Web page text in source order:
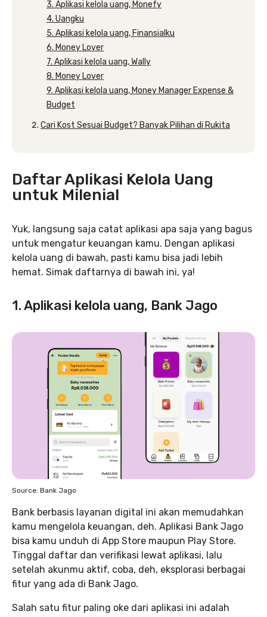
3. Aplikasi kelola uang, Monefy
4. Uangku
5. Aplikasi kelola uang, Finansialku
6. Money Lover
7. Aplikasi kelola uang, Wally
8. Money Lover
9. Aplikasi kelola uang, Money Manager Expense &
Budget
Cari Kost Sesuai Budget? Banyak Pilihan di Rukita
Daftar Aplikasi Kelola Uang
untuk Milenial
Yuk, langsung saja catat aplikasi apa saja yang bagus
untuk mengatur keuangan kamu. Dengan aplikasi
kelola uang di bawah, pasti kamu bisa jadi lebih
hemat. Simak daftarnya di bawah ini, ya!
1. Aplikasi kelola uang, Bank Jago
Source: Bank Jago
Bank berbasis layanan digital ini akan memudahkan
kamu mengelola keuangan, deh. Aplikasi Bank Jago
bisa kamu unduh di App Store maupun Play Store.
Tinggal daftar dan verifikasi lewat aplikasi, lalu
setelah akunmu aktif, coba, deh, eksplorasi berbagai
fitur yang ada di Bank Jago.
Salah satu fitur paling oke dari aplikasi ini adalah